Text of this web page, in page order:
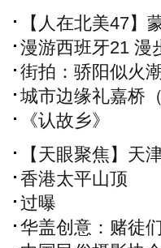
【人在北美47】
漫游西班牙21 漫
街拍：骄阳似火
城市边缘礼嘉桥
部）
《认故乡》
【天眼聚焦】天
限，“津”喜连连
香港太平山顶
过曝
华盖创意：赌徒